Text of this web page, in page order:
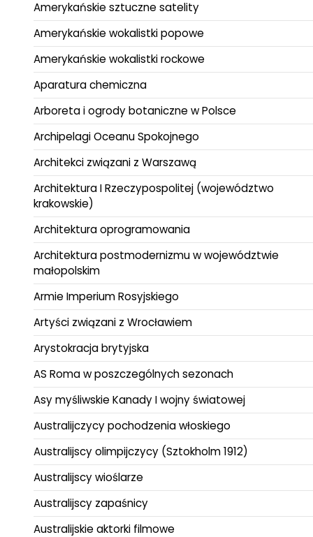
Amerykańskie sztuczne satelity
Amerykańskie wokalistki popowe
Amerykańskie wokalistki rockowe
Aparatura chemiczna
Arboreta i ogrody botaniczne w Polsce
Archipelagi Oceanu Spokojnego
Architekci związani z Warszawą
Architektura I Rzeczypospolitej (województwo
krakowskie)
Architektura oprogramowania
Architektura postmodernizmu w województwie
małopolskim
Armie Imperium Rosyjskiego
Artyści związani z Wrocławiem
Arystokracja brytyjska
AS Roma w poszczególnych sezonach
Asy myśliwskie Kanady I wojny światowej
Australijczycy pochodzenia włoskiego
Australijscy olimpijczycy (Sztokholm 1912)
Australijscy wioślarze
Australijscy zapaśnicy
Australijskie aktorki filmowe